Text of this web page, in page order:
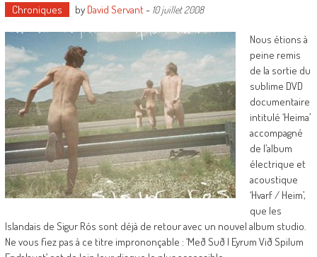
Chroniques by David Servant- 10 juillet 2008
Nous étions à
peine remis
de la sortie du
sublime DVD
documentaire
intitulé ‘Heima’
accompagné
de l’album
électrique et
acoustique
‘Hvarf / Heim’,
que les
Islandais de Sigur Rós sont déjà de retour avec un nouvel album studio.
Ne vous fiez pas à ce titre imprononçable : ‘Með Suð I Eyrum Við Spilum